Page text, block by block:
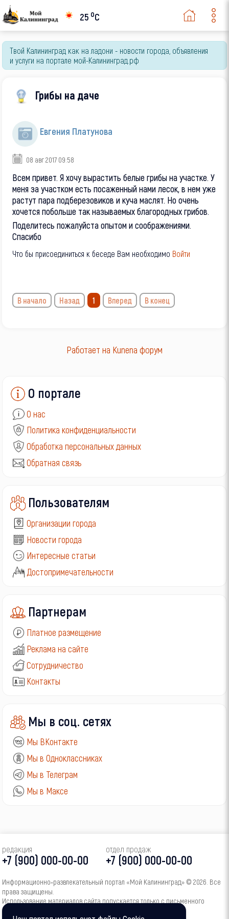
25 oC
Твой Калининград как на ладони - новости города, объявления
и услуги на портале мой-Калининград.рф
Грибы на даче
Евгения Платунова
08 авг 2017 09:58
Всем привет. Я хочу вырастить белые грибы на участке. У
меня за участком есть посаженный нами лесок, в нем уже
растут пара подберезовиков и куча маслят. Но очень
хочется побольше так называемых благородных грибов.
Поделитесь пожалуйста опытом и соображениями.
Спасибо
Что бы присоединиться к беседе Вам необходимо Войти
В начало Назад 1 Вперед В конец
Работает на Kunena форум
О портале
О нас
Политика конфиденциальности
Обработка персональных данных
Обратная связь
Пользователям
Организации города
Новости города
Интересные статьи
Достопримечательности
Партнерам
Платное размещение
Реклама на сайте
Сотрудничество
Контакты
Мы в соц. сетях
Мы ВКонтакте
Мы в Одноклассниках
Мы в Телеграм
Мы в Максе
редакция
+7 (900) 000-00-00
отдел продаж
+7 (900) 000-00-00
Информационно‑развлекательный портал «Мой Калининград» © 2026. Все
права защищены.
Использование материалов сайта допускается только с письменного
согласия администрации портала.